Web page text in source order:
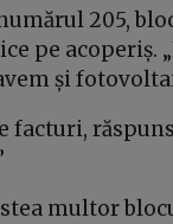
205,
pe acoperiș.
și
facturi,
multor